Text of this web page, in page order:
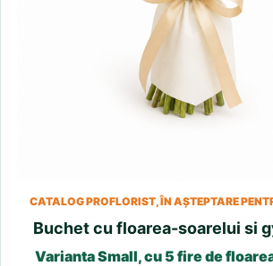
CATALOG PROFLORIST, ÎN AȘTEPTARE
Buchet cu floarea-soarelui si
Varianta Small, cu 5 fire de